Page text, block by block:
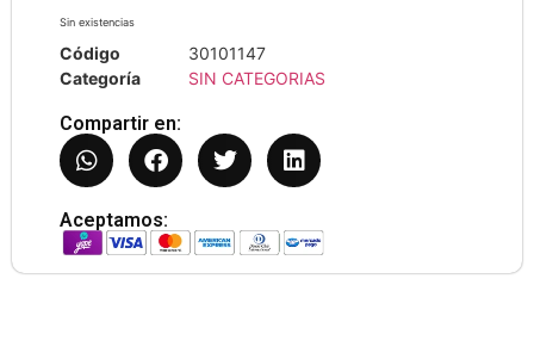
Sin existencias
Código
30101147
Categoría
SIN CATEGORIAS
Compartir en:
Aceptamos: